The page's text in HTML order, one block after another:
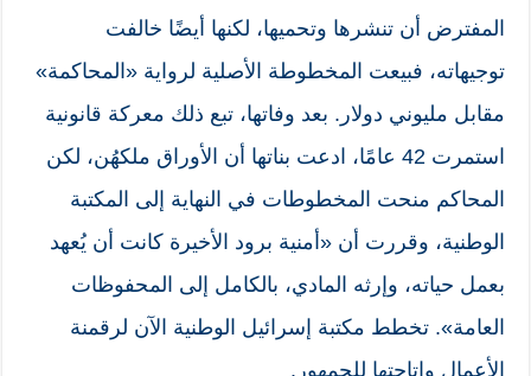
المفترض أن تنشرها وتحميها، لكنها أيضًا خالفت
توجيهاته، فبيعت المخطوطة الأصلية لرواية «المحاكمة»
مقابل مليوني دولار. بعد وفاتها، تبع ذلك معركة قانونية
استمرت 42 عامًا، ادعت بناتها أن الأوراق ملكهُن، لكن
المحاكم منحت المخطوطات في النهاية إلى المكتبة
الوطنية، وقررت أن «أمنية برود الأخيرة كانت أن يُعهد
بعمل حياته، وإرثه المادي، بالكامل إلى المحفوظات
العامة». تخطط مكتبة إسرائيل الوطنية الآن لرقمنة
الأعمال وإتاحتها للجمهور.